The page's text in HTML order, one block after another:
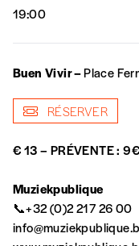
Format
en
Format
Je
19:00
Buen Vivir –Place
RÉSERVER
€ 13 – PRÉVENTE :
Muziekpublique
📞+32 (0)2 217 26 00